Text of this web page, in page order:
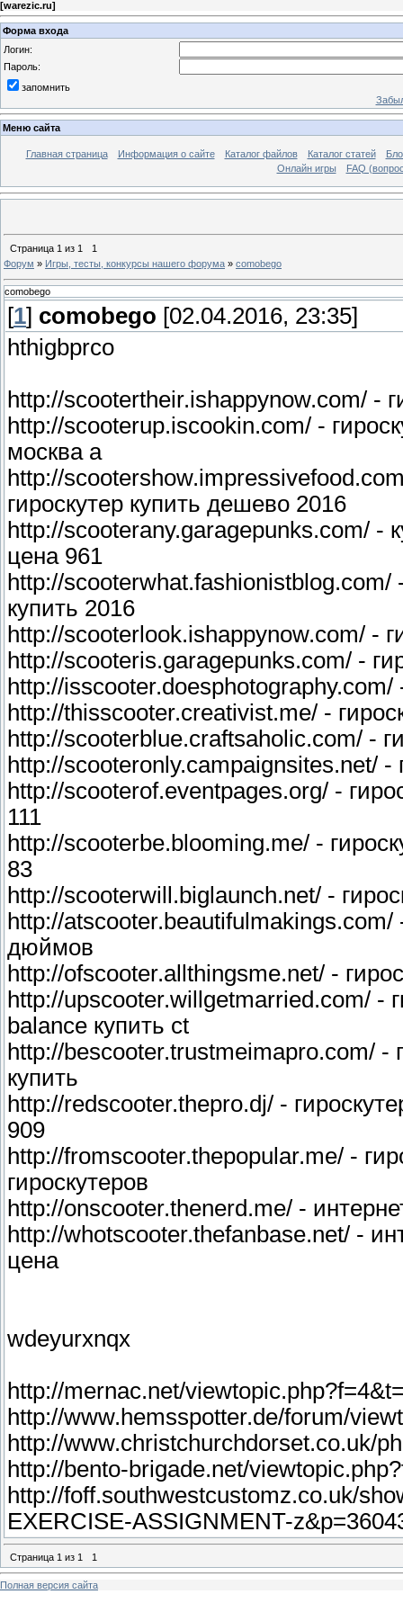
[warezic.ru]
Форма входа
Логин:
Пароль:
запомнить
Меню сайта
Главная страница Информация о сайте Каталог файлов Каталог статей
Онлайн игры
FAQ
Страница 1 из 1
1
Форум » Игры, тесты, конкурсы нашего форума » comobego
comobego
[1] comobego [02.04.2016, 23:35]
hthigbprco
http://scootertheir.ishappynow.com/ -
http://scooterup.iscookin.com/ -
москва a
http://
гироскутер купить дешево 2016
http://scooterany.garagepunks.com/ -
цена 961
http://scooterwhat.fashionistblog.com/
купить 2016
http://scooterlook.ishappynow.com/ -
http://scooteris.garagepunks.com/ -
http://isscooter.doesphotography.com/
http://thisscooter.creativist.me/ -
http://scooterblue.craftsaholic.com/ -
http://scooteronly.campaignsites.net/ -
http://scooterof.eventpages.org/ -
111
http://scooterbe.blooming.me/ -
83
http://scooterwill.biglaunch.net/ -
http://atscooter.beautifulmakings.com/
дюймов
http://ofscooter.allthingsme.net/ -
http://upscooter.willgetmarried.com/ -
balance купить ct
http://bescooter.trustmeimapro.com/ -
купить
http://redscooter.thepro.dj/ -
909
http://fromscooter.thepopular.me/ -
гироскутеров
http://onscooter.thenerd.me/ -
http://whotscooter.thefanbase.net/ -
цена
wdeyurxnqx
http://mernac.net/
http://www.hemsspotter.de/forum/
http://www.christchurchdorset.co.uk/
http://bento-brigade.net/
http://foff.southwestcustomz.co.uk/
EXERCISE-ASSIGNMENT-
Страница 1 из 1 1
Полная версия сайта